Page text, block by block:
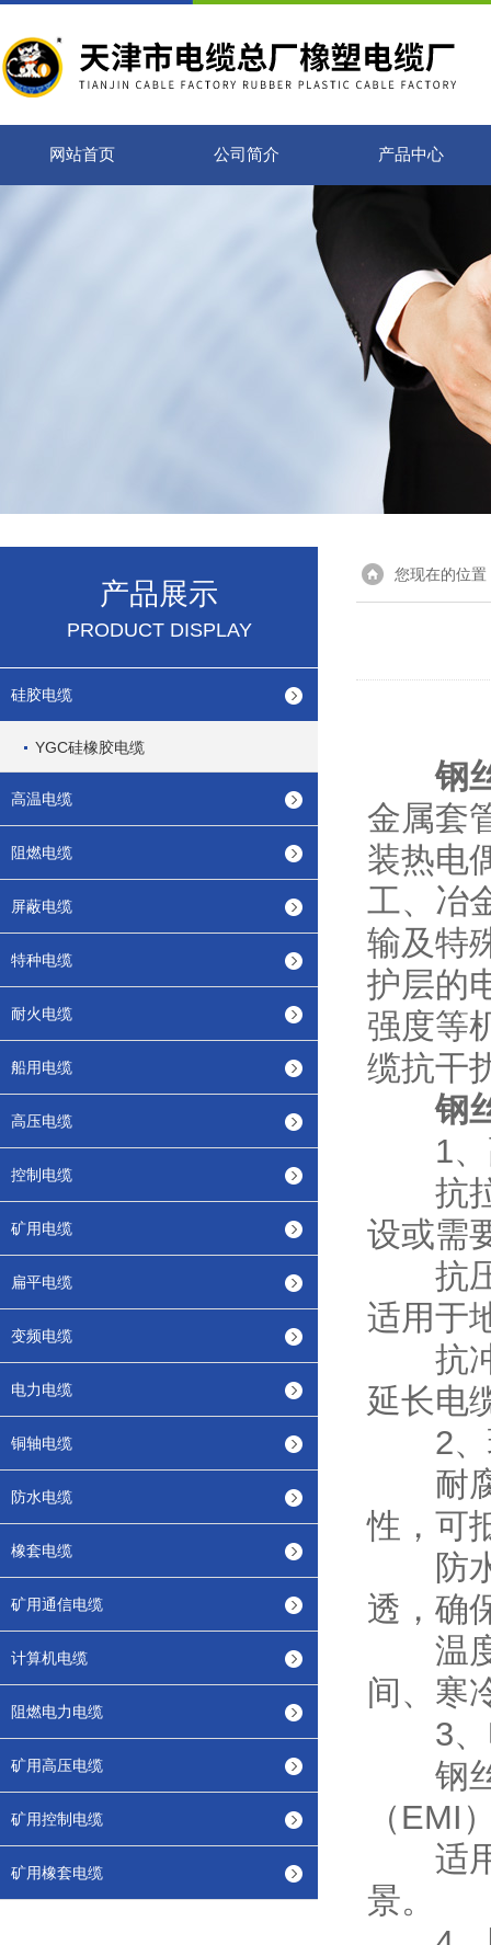
网站首页 公司简介 产品中心
产品展示
PRODUCT DISPLAY
硅胶电缆
YGC硅橡胶电缆
高温电缆
阻燃电缆
屏蔽电缆
特种电缆
耐火电缆
船用电缆
高压电缆
控制电缆
矿用电缆
扁平电缆
变频电缆
电力电缆
铜轴电缆
防水电缆
橡套电缆
矿用通信电缆
计算机电缆
阻燃电力电缆
矿用高压电缆
矿用控制电缆
矿用橡套电缆
您现在的位置
钢
金属套
装热电
工、冶
输及特
护层的
强度等
缆抗干
钢
1、
抗拉
设或需
抗压
适用于
抗冲
延长电
2、
耐腐
性，可
防水
透，确
温度
间、寒
3、
钢丝
（EMI
适用
景。